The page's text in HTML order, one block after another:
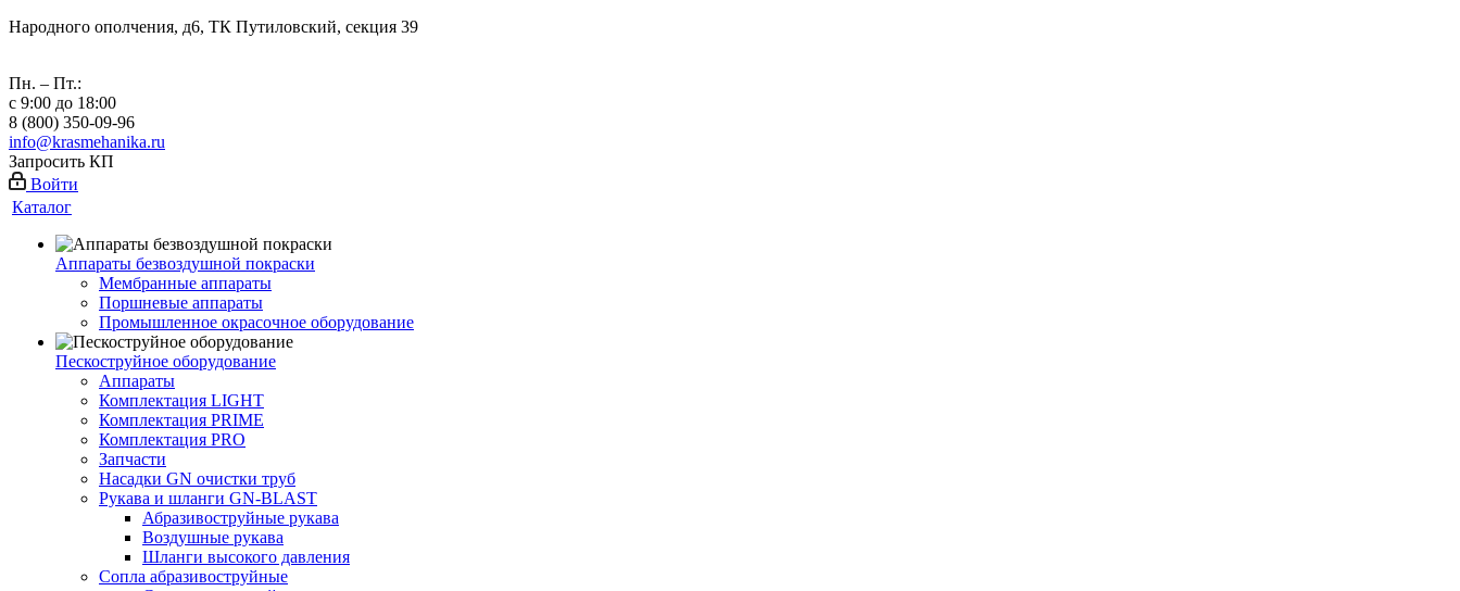
Народного ополчения, д6, ТК Путиловский, секция 39
Пн. – Пт.:
с 9:00 до 18:00
8 (800) 350-09-96
info@krasmehanika.ru
Запросить КП
Войти
Каталог
Аппараты безвоздушной покраски
Мембранные аппараты
Поршневые аппараты
Промышленное окрасочное оборудование
Пескоструйное оборудование
Аппараты
Комплектация LIGHT
Комплектация PRIME
Комплектация PRO
Запчасти
Насадки GN очистки труб
Рукава и шланги GN-BLAST
Абразивоструйные рукава
Воздушные рукава
Шланги высокого давления
Сопла абразивоструйные